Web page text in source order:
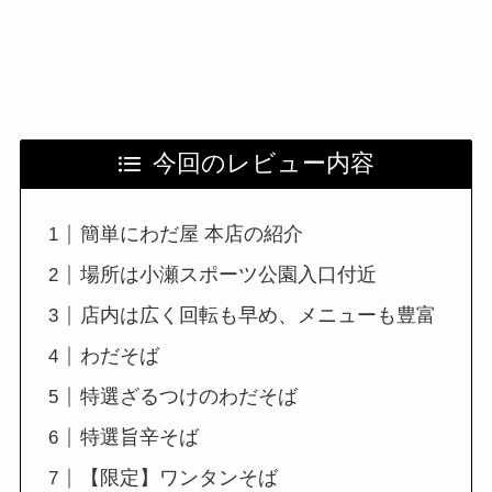
今回のレビュー内容
簡単にわだ屋 本店の紹介
場所は小瀬スポーツ公園入口付近
店内は広く回転も早め、メニューも豊富
わだそば
特選ざるつけのわだそば
特選旨辛そば
【限定】ワンタンそば